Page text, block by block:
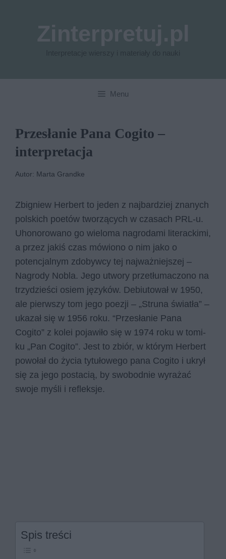
Menu
Przesłanie Pana Cogito –
interpretacja
Autor: Marta Grandke
Zbigniew Herbert to jeden z najbardziej znanych
polskich poetów tworzących w czasach PRL-u.
Uhonorowano go wieloma nagrodami literackimi,
a przez jakiś czas mówiono o nim jako o
potencjalnym zdobywcy tej najważniejszej –
Nagrody Nobla. Jego utwory przetłumaczono na
trzydzieści osiem języków. Debiutował w 1950,
ale pierwszy tom jego poezji – „Struna światła” –
ukazał się w 1956 roku. “Przesłanie Pana
Cogito” z kolei pojawiło się w 1974 roku w to­mi­
ku „Pan Co­gi­to”. Jest to zbiór, w którym Herbert
powołał do życia tytułowego pana Cogito i ukrył
się za jego postacią, by swobodnie wyrażać
swoje myśli i refleksje.
Spis treści